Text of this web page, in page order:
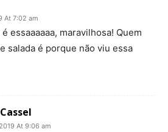
At 7:02 am
essaaaaaa, maravilhosa! Quem
salada é porque não viu essa
At 9:06 am